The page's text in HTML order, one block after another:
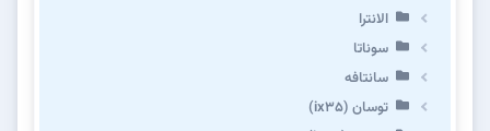
الانترا
سوناتا
سانتافه
توسان (ix35)